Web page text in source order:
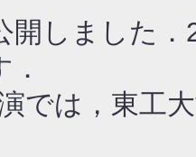
開しました
では，東工